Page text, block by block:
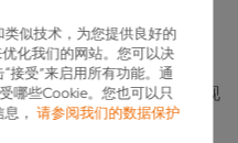
似技术，为您提供良好的
化我们的网站。您可以决
接受”来启用所有功能。通
哪些Cookie。您也可以只
息，请参阅我们的数据保护
近客户，并保持一贯的高
要脚踏实地。今天，全球
独特形象而奋斗 – 从而实现